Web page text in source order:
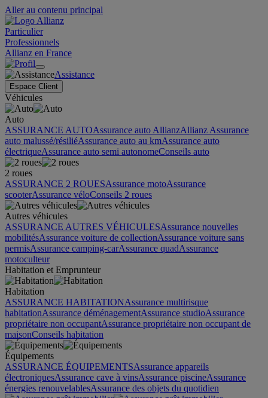
Aller au contenu principal
Particulier
Professionnels
Allianz en France
Assistance
Espace Client
Véhicules
Auto
ASSURANCE AUTOAssurance auto AllianzAllianz Assurance
auto malussé/résiliéAssurance auto au kmAssurance auto
électriqueAssurance auto semi autonomeConseils auto
2 roues
ASSURANCE 2 ROUESAssurance motoAssurance
scooterAssurance véloConseils 2 roues
Autres véhicules
ASSURANCE AUTRES VÉHICULESAssurance nouvelles
mobilitésAssurance voiture de collectionAssurance voiture sans
permisAssurance camping-carAssurance quadAssurance
motoculteur
Habitation et Emprunteur
Habitation
ASSURANCE HABITATIONAssurance multirisque
habitationAssurance déménagementAssurance studioAssurance
propriétaire non occupantAssurance propriétaire non occupant de
maisonConseils habitation
Équipements
ASSURANCE ÉQUIPEMENTSAssurance appareils
électroniquesAssurance cave à vinsAssurance piscineAssurance
énergies renouvelablesAssurance des objets du quotidien